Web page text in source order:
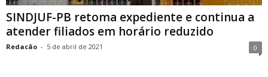
SINDJUF-PB retoma expediente e continua a
atender filiados em horário reduzido
Redacão - 5 de abril de 2021 0